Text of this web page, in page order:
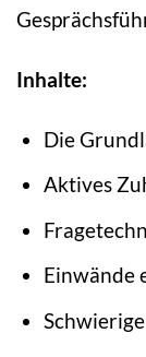
Inhalte:
Die
Aktives
Einwände